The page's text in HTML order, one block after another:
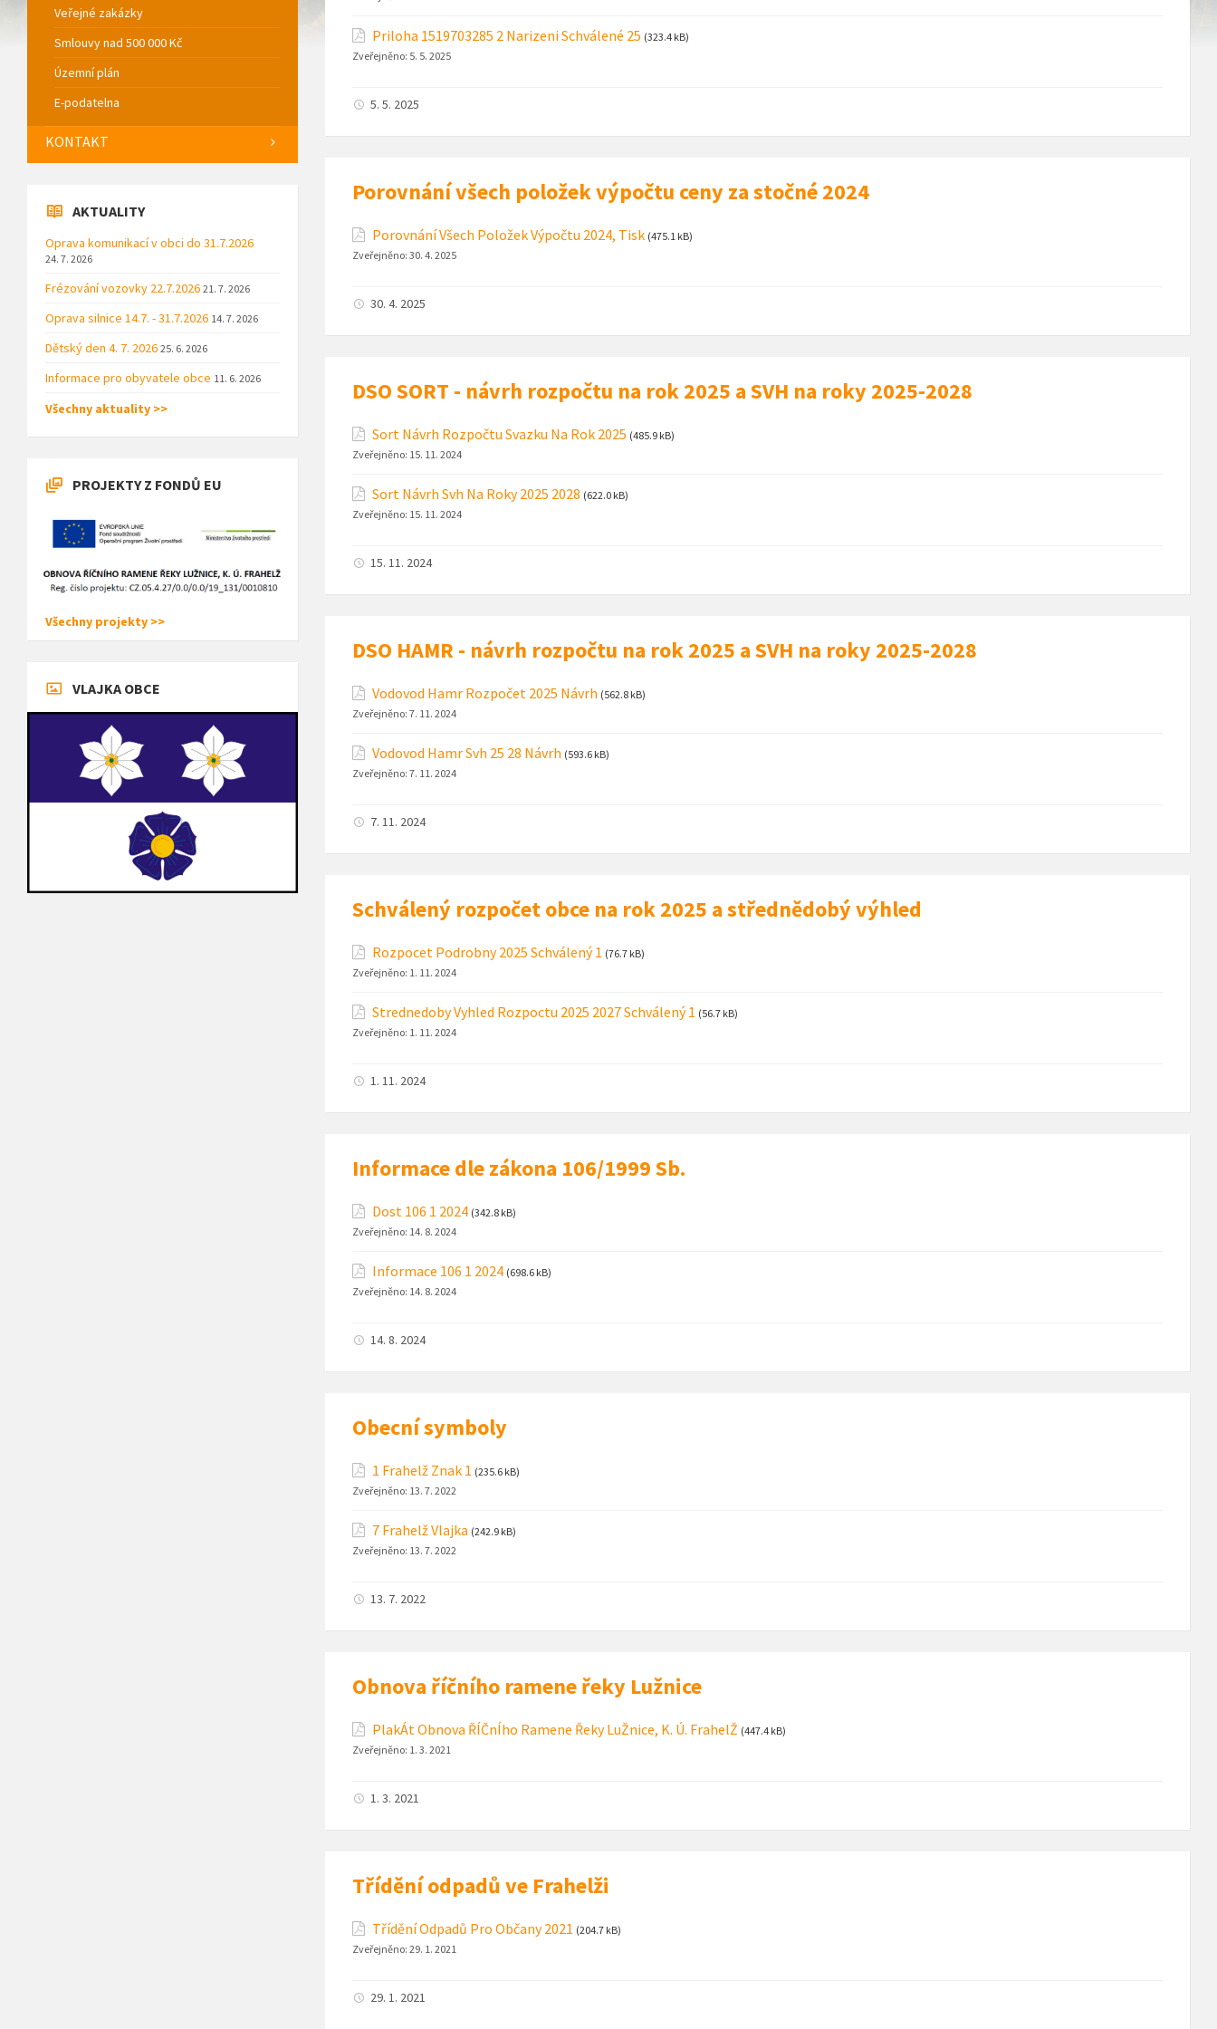
Priloha 1519703285 2 Narizeni Schválené 25 (323.4 kB)
Zveřejněno: 5. 5. 2025
5. 5. 2025
Porovnání všech položek výpočtu ceny za stočné 2024
Porovnání Všech Položek Výpočtu 2024, Tisk (475.1 kB)
Zveřejněno: 30. 4. 2025
30. 4. 2025
DSO SORT - návrh rozpočtu na rok 2025 a SVH na roky 2025-2028
Sort Návrh Rozpočtu Svazku Na Rok 2025 (485.9 kB)
Zveřejněno: 15. 11. 2024
Sort Návrh Svh Na Roky 2025 2028 (622.0 kB)
Zveřejněno: 15. 11. 2024
15. 11. 2024
DSO HAMR - návrh rozpočtu na rok 2025 a SVH na roky 2025-2028
Vodovod Hamr Rozpočet 2025 Návrh (562.8 kB)
Zveřejněno: 7. 11. 2024
Vodovod Hamr Svh 25 28 Návrh (593.6 kB)
Zveřejněno: 7. 11. 2024
7. 11. 2024
Schválený rozpočet obce na rok 2025 a střednědobý výhled
Rozpocet Podrobny 2025 Schválený 1 (76.7 kB)
Zveřejněno: 1. 11. 2024
Strednedoby Vyhled Rozpoctu 2025 2027 Schválený 1 (56.7 kB)
Zveřejněno: 1. 11. 2024
1. 11. 2024
Informace dle zákona 106/1999 Sb.
Dost 106 1 2024 (342.8 kB)
Zveřejněno: 14. 8. 2024
Informace 106 1 2024 (698.6 kB)
Zveřejněno: 14. 8. 2024
14. 8. 2024
Obecní symboly
1 Frahelž Znak 1 (235.6 kB)
Zveřejněno: 13. 7. 2022
7 Frahelž Vlajka (242.9 kB)
Zveřejněno: 13. 7. 2022
13. 7. 2022
Obnova říčního ramene řeky Lužnice
PlakÁt Obnova ŘÍČnÍho Ramene Řeky LuŽnice, K. Ú. FrahelŽ (447.4 kB)
Zveřejněno: 1. 3. 2021
1. 3. 2021
Třídění odpadů ve Frahelži
Třídění Odpadů Pro Občany 2021 (204.7 kB)
Zveřejněno: 29. 1. 2021
29. 1. 2021
Veřejné zakázky
Smlouvy nad 500 000 Kč
Územní plán
E-podatelna
KONTAKT
AKTUALITY
Oprava komunikací v obci do 31.7.2026
24. 7. 2026
Frézování vozovky 22.7.2026 21. 7. 2026
Oprava silnice 14.7. - 31.7.2026 14. 7. 2026
Dětský den 4. 7. 2026 25. 6. 2026
Informace pro obyvatele obce 11. 6. 2026
Všechny aktuality >>
PROJEKTY Z FONDŮ EU
Všechny projekty >>
VLAJKA OBCE